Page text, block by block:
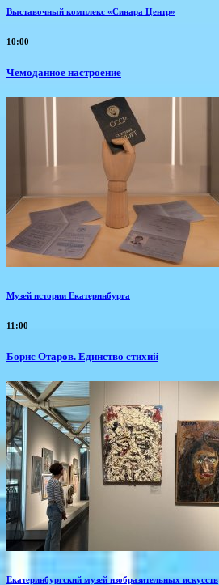
Выставочный комплекс «Синара Центр»
10:00
Чемоданное настроение
Музей истории Екатеринбурга
11:00
Борис Отаров. Единство стихий
Екатеринбургский музей изобразительных искусств